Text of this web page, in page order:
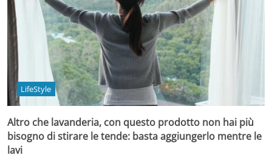
LifeStyle
Altro che lavanderia, con questo prodotto non hai più
bisogno di stirare le tende: basta aggiungerlo mentre le
lavi